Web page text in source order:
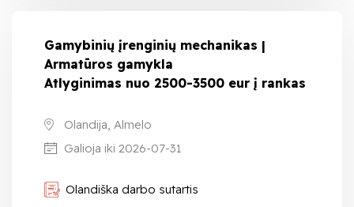
Gamybinių įrenginių mechanikas |
Armatūros gamykla
Atlyginimas nuo 2500-3500 eur į rankas
Olandija, Almelo
Galioja iki 2026-07-31
Olandiška darbo sutartis